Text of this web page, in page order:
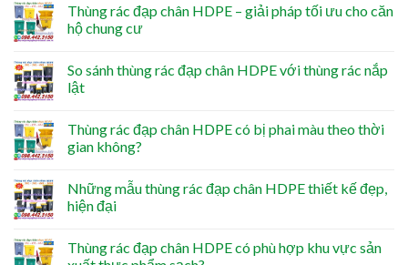
Thùng rác đạp chân HDPE – giải pháp tối ưu cho căn
hộ chung cư
So sánh thùng rác đạp chân HDPE với thùng rác nắp
lật
Thùng rác đạp chân HDPE có bị phai màu theo thời
gian không?
Những mẫu thùng rác đạp chân HDPE thiết kế đẹp,
hiện đại
Thùng rác đạp chân HDPE có phù hợp khu vực sản